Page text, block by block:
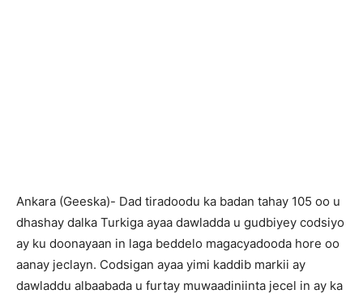
Ankara (Geeska)- Dad tiradoodu ka badan tahay 105 oo u
dhashay dalka Turkiga ayaa dawladda u gudbiyey codsiyo
ay ku doonayaan in laga beddelo magacyadooda hore oo
aanay jeclayn. Codsigan ayaa yimi kaddib markii ay
dawladdu albaabada u furtay muwaadiniinta jecel in ay ka